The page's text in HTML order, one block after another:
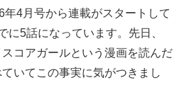
年4月号から連載がスタートして
に5話になっています。先日、
コアガールという漫画を読んだ
いてこの事実に気がつきまし